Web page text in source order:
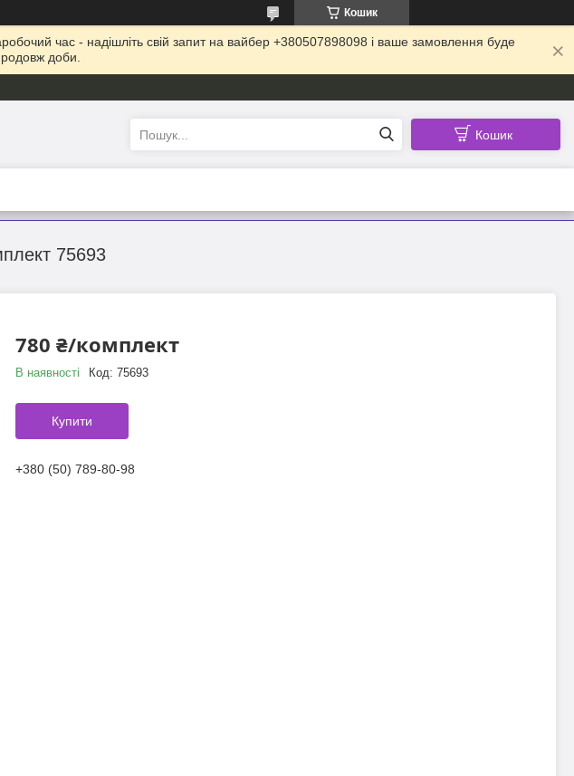
Кошик
час - надішліть свій запит на вайбер +380507898098 і ваше замовлення буде
доби.
Кошик
75693
780 ₴/комплект
В наявності Код: 75693
Купити
+380 (50) 789-80-98